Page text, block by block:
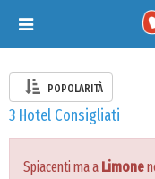
Toggle
navigation
POPOLARITÀ
3 Hotel Consigliati
Spiacenti ma a Limone